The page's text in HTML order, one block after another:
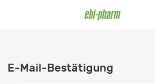
E-Mail-Bestätigung